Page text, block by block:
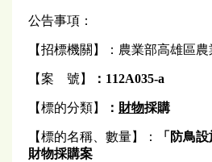
公告事項：
【招標機關】：農業部高雄區
【案 號】 ：112A035-a
【標的分類】 ： 財物採購
【標的名稱、數量】：
「防鳥
財物採購案